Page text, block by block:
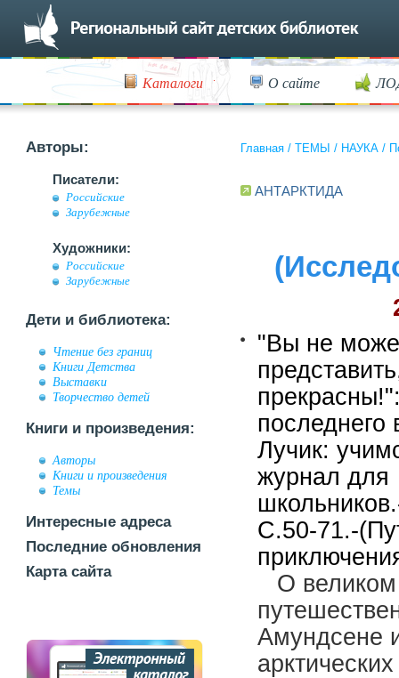
Каталоги О сайте
Авторы:
Писатели:
Российские
Зарубежные
Художники:
Российские
Зарубежные
Дети и библиотека:
Чтение без границ
Книги Детства
Выставки
Творчество детей
Книги и произведения:
Авторы
Книги и произведения
Темы
Интересные адреса
Последние обновления
Карта сайта
Главная / ТЕМЫ / НАУКА /
АНТАРКТИДА
"Вы не
последнего
Лучик:
журнал для
С.50-71.-
О
Амундсене